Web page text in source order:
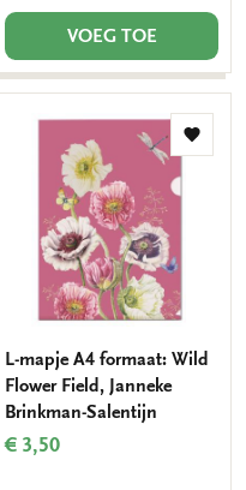
VOEG TOE
L-mapje A4 formaat: Wild
Flower Field, Janneke
Brinkman-Salentijn
€ 3,50